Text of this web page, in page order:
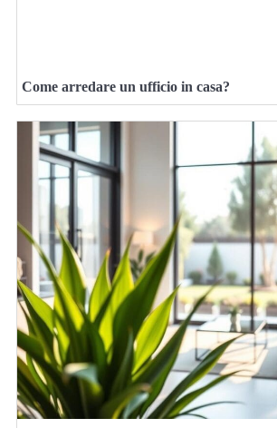
Come arredare un ufficio in casa?